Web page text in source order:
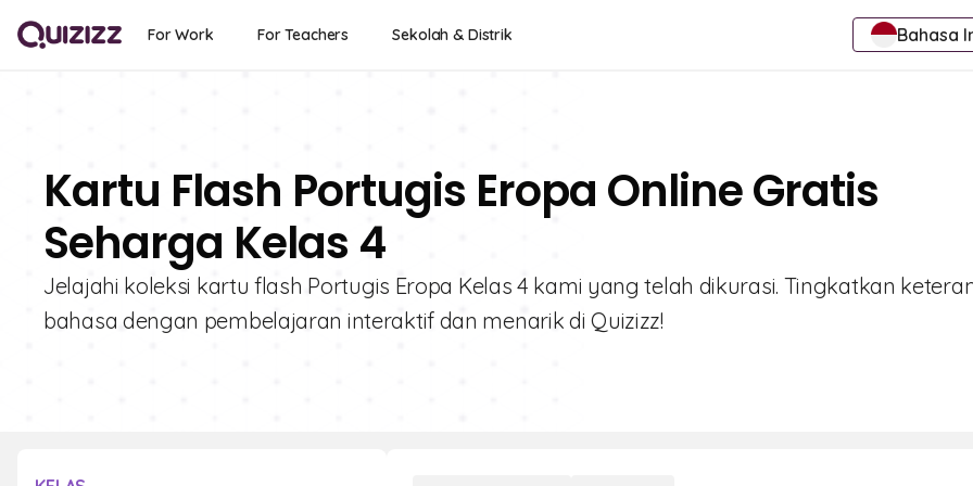
For Work For Teachers Sekolah & Distrik Bahasa
Kartu Flash Portugis Eropa Online Gratis
Seharga Kelas 4
Jelajahi koleksi kartu flash Portugis Eropa Kelas 4 kami yang telah dikurasi. Tingkatkan
bahasa dengan pembelajaran interaktif dan menarik di Quizizz!